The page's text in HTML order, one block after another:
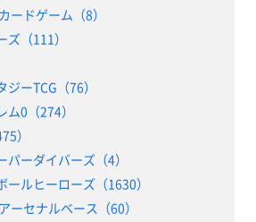
ードゲーム（8）
（111）
ーTCG（76）
0（274）
）
パーダイバーズ（4）
ールヒーローズ（1630）
ーセナルベース（60）